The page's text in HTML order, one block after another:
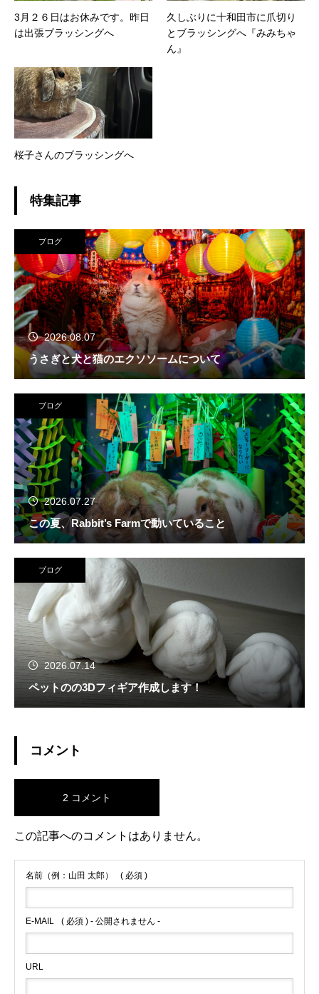
3月２６日はお休みです。昨日
は出張ブラッシングへ
久しぶりに十和田市に爪切り
とブラッシングへ『みみちゃ
ん』
桜子さんのブラッシングへ
特集記事
ブログ
2026.08.07
うさぎと犬と猫のエクソソームについて
ブログ
2026.07.27
この夏、Rabbit’s Farmで動いていること
ブログ
2026.07.14
ペットのの3Dフィギア作成します！
コメント
2 コメント
この記事へのコメントはありません。
名前（例：山田 太郎） ( 必須 )
E-MAIL ( 必須 ) - 公開されません -
URL